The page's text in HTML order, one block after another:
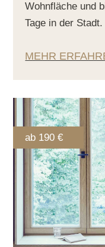
Wohnfläche und
Tage in der Stadt.
MEHR
ab 190 €